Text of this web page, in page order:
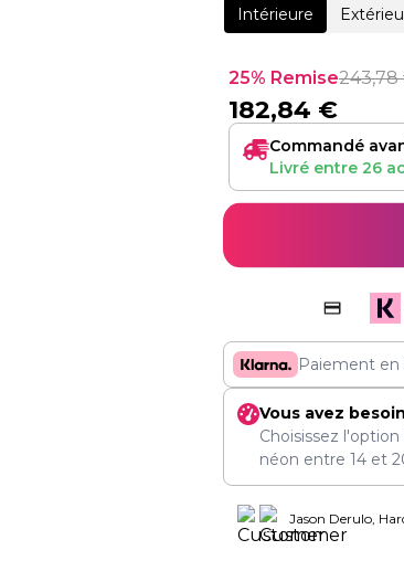
Intérieure
25% Remise243,78
182,84 €
Commandé
Livré entre 26
Paiement en
Vous avez
Choisissez
néon entre 14et
Jason Derulo,